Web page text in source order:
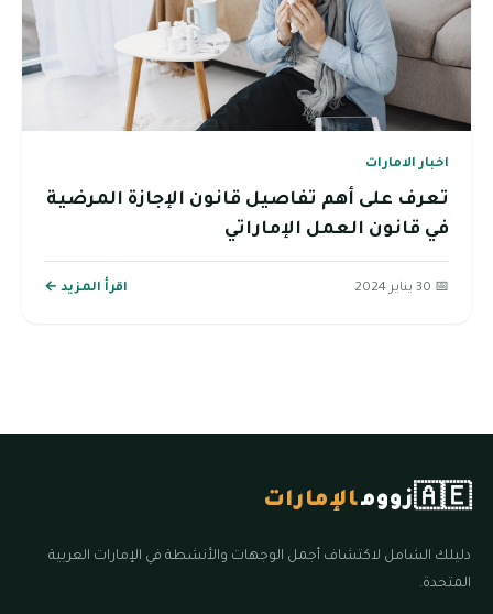
اخبار الامارات
تعرف على أهم تفاصيل قانون الإجازة المرضية
في قانون العمل الإماراتي
📅 30 يناير 2024 اقرأ المزيد ←
🇦🇪زوومالإمارات
دليلك الشامل لاكتشاف أجمل الوجهات والأنشطة في الإمارات العربية
المتحدة.